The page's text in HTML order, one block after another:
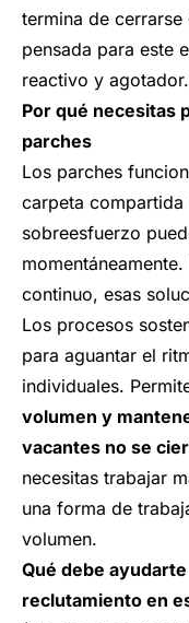
termina de
pensada para este
reactivo y agotador.
Por qué necesitas
parches
Los parches
carpeta compartida
sobreesfuerzo
continuo, esas
Los procesos
para aguantar el
individuales.
volumen y
vacantes no se
necesitas trabajar
una forma de
volumen.
Qué debe
reclutamiento en